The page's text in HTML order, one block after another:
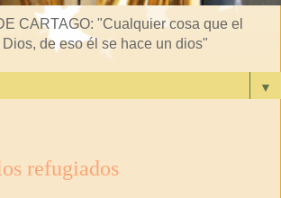
CARTAGO: "Cualquier cosa que el
de eso él se hace un dios"
▼
refugiados